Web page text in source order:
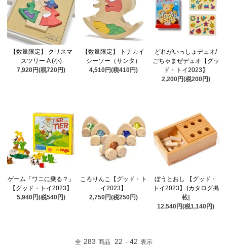
【数量限定】 クリスマ
スツリー A (小)
7,920円(税720円)
【数量限定】 トナカイ
シーソー（サンタ）
4,510円(税410円)
どれがいっしょデュオ/
ごちゃまぜデュオ【グッ
ド・トイ2023】
2,200円(税200円)
ゲーム「ワニに乗る？」
【グッド・トイ2023】
5,940円(税540円)
ころりんこ【グッド・ト
イ2023】
2,750円(税250円)
ぼうとおし 【グッド・
トイ2023】 [カタログ掲
載]
12,540円(税1,140円)
全 283 商品 22 - 42 表示